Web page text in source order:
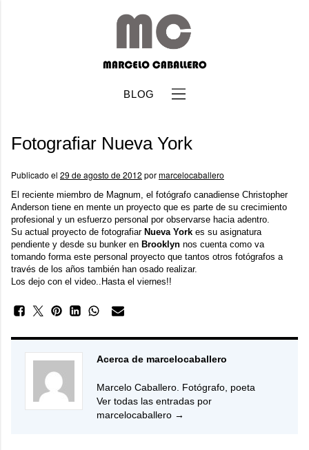
BLOG
Fotografiar Nueva York
Publicado el 29 de agosto de 2012 pormarcelocaballero
El reciente miembro de Magnum, el fotógrafo canadiense Christopher
Anderson tiene en mente un proyecto que es parte de su crecimiento
profesional y un esfuerzo personal por observarse hacia adentro.
Su actual proyecto de fotografiar Nueva York es su asignatura
pendiente y desde su bunker en Brooklyn nos cuenta como va
tomando forma este personal proyecto que tantos otros fotógrafos a
través de los años también han osado realizar.
Los dejo con el video..Hasta el viernes!!
Acerca de marcelocaballero
Marcelo Caballero. Fotógrafo, poeta
Ver todas las entradas por
marcelocaballero →